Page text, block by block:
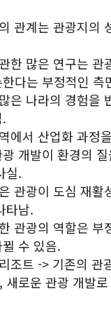
관계는 관광지의
한 많은 연구는 관
다는 부정적인 측
은 나라의 경험을
에서 산업화 과정
개발이 환경의
실.
관광이 도심 재활
타남.
관광의 역할은 부
수 있음.
조트 -> 기존의 관
새로운 관광 개발